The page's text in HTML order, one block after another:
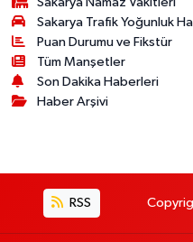
Sakarya Trafik Yoğunluk
Puan Durumu ve Fikstür
Tüm Manşetler
Son Dakika Haberleri
Haber Arşivi
RSS